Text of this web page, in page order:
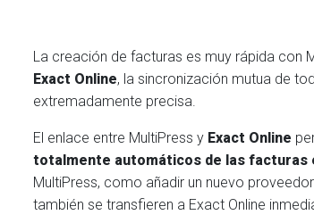
La creación de facturas es muy rápida con
Exact Online, la sincronización mutua de
extremadamente precisa.
El enlace entre MultiPress y Exact Online
totalmente automáticos de las facturas
MultiPress, como añadir un nuevo
también se transfieren a Exact Online